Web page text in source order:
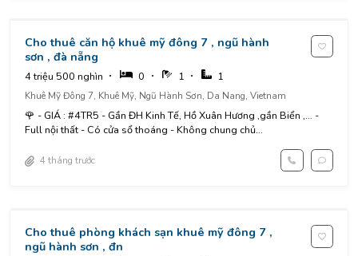
Cho thuê căn hộ khuê mỹ đông 7 , ngũ hành
sơn , đà nẵng
4 triệu 500 nghìn 0 1 1
Khuê Mỹ Đông 7, Khuê Mỹ, Ngũ Hành Sơn, Da Nang, Vietnam
🌹 - GIÁ : #4TR5 - Gần ĐH Kinh Tế, Hồ Xuân Hương ,gần Biển ,… -
Full nội thất - Có cửa sổ thoáng - Không chung chủ...
4 tháng trước
Cho thuê phòng khách sạn khuê mỹ đông 7 ,
ngũ hành sơn , đn